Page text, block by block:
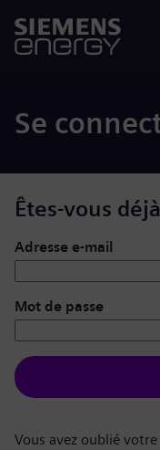
Se
Êtes-vous
Se connecter : nom
Adresse e-mail
Mot de passe
Vous avez oublié